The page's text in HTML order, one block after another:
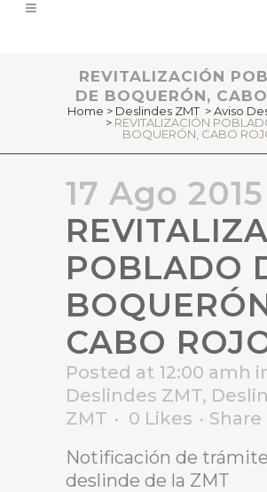
REVITALIZACIÓN
DE BOQUERÓN,
Home > Deslindes ZMT >Aviso
> REVITALIZACIÓN
BOQUERÓN, CABO
17 Ago 2015
POBLADO
CABO
Posted at 12:00 amh
Deslindes ZMT,
ZMT
0 Likes
Share
Notificación de
deslinde de la ZMT